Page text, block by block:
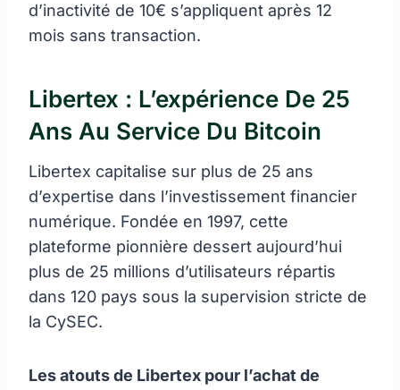
d’inactivité de 10€ s’appliquent après 12
mois sans transaction.
Libertex : L’expérience De 25
Ans Au Service Du Bitcoin
Libertex capitalise sur plus de 25 ans
d’expertise dans l’investissement financier
numérique. Fondée en 1997, cette
plateforme pionnière dessert aujourd’hui
plus de 25 millions d’utilisateurs répartis
dans 120 pays sous la supervision stricte de
la CySEC.
Les atouts de Libertex pour l’achat de